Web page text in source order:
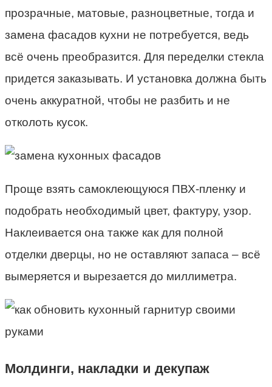
прозрачные, матовые, разноцветные, тогда и
замена фасадов кухни не потребуется, ведь
всё очень преобразится. Для переделки стекла
придется заказывать. И установка должна быть
очень аккуратной, чтобы не разбить и не
отколоть кусок.
Проще взять самоклеющуюся ПВХ-пленку и
подобрать необходимый цвет, фактуру, узор.
Наклеивается она также как для полной
отделки дверцы, но не оставляют запаса – всё
вымеряется и вырезается до миллиметра.
Молдинги, накладки и декупаж